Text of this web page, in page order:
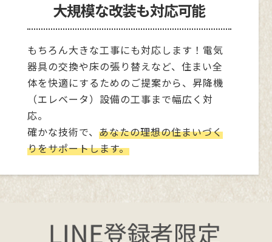
大規模な改装も対応可能
もちろん大きな工事にも対応します！電気
器具の交換や床の張り替えなど、住まい全
体を快適にするためのご提案から、昇降機
（エレベータ）設備の工事まで幅広く対
応。
確かな技術で、 あなたの理想の住まいづく
りをサポートします。
前項の定めにかかわらず、次に掲げる場合には、当
・弊社が利用目的の達成に必要な範囲内において
個人情報の取扱いの全部または一部を委託する場
合
・合併その他の事由による事業の承継に伴って個人
情報が提供される場合
・個人情報を特定の者との間で共同して利用する
場合であって、その旨並びに共同して利用される個
人情報の項目、共同して利用する者の範囲、利用
する者の利用目的および当該個人情報の管理につ
らかじめ本人に通知し、または本人が容易に知り
得る状態に置いた場合
6．個人情報の開示